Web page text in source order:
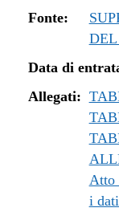
dal 10/12/
dal 06/11/
dal 20/05/
Fonte:
Data di
Allegati:
Atto
i